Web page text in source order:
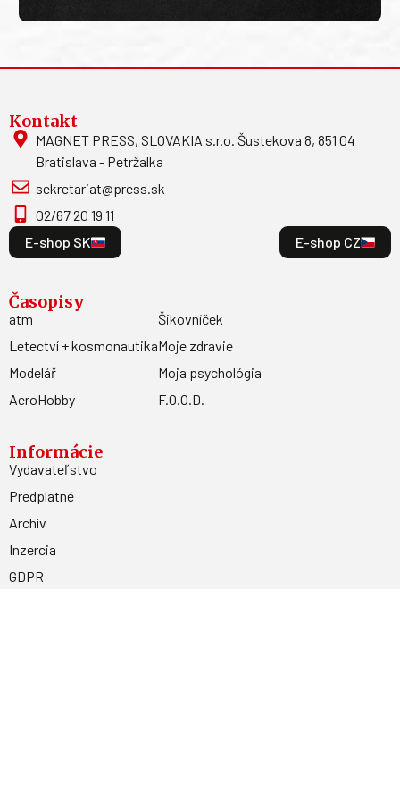
Kontakt
MAGNET PRESS, SLOVAKIA s.r.o. Šustekova 8, 851 04
Bratislava - Petržalka
sekretariat@press.sk
02/67 20 19 11
E-shop SK
E-shop CZ
Časopisy
atm
Letectví + kosmonautika
Modelář
AeroHobby
Šikovníček
Moje zdravie
Moja psychológia
F.O.O.D.
Informácie
Vydavateľstvo
Predplatné
Archív
Inzercia
GDPR